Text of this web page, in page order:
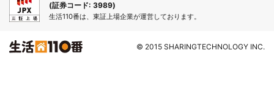
(証券コード: 3989)
生活110番は、東証上場企業が運営しております。
© 2015 SHARINGTECHNOLOGY INC.